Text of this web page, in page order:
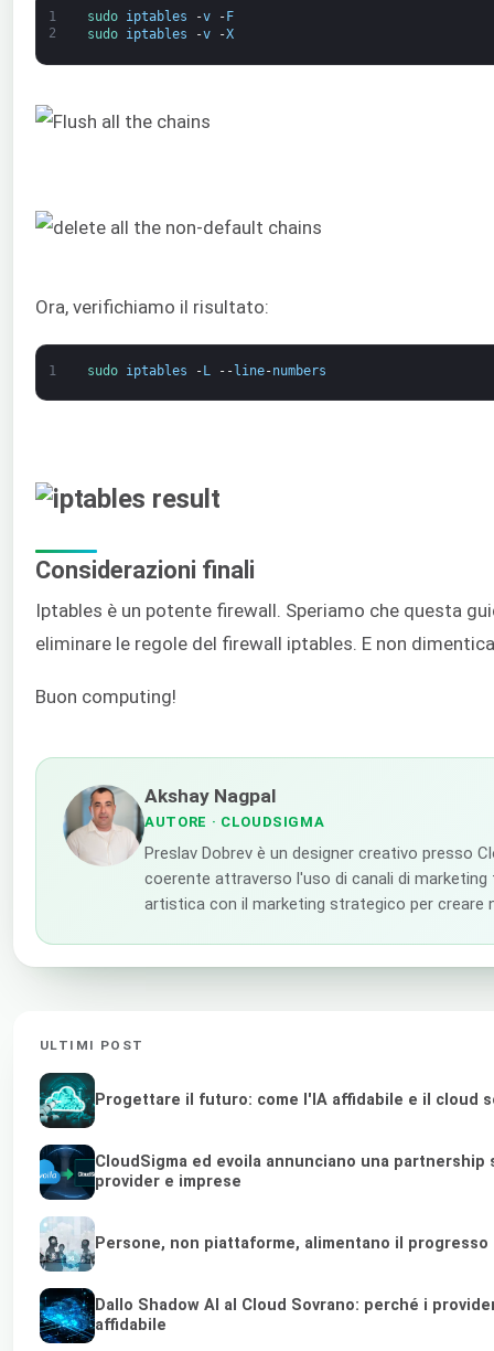
1
2
sudo iptables -v -F
sudo iptables -v -X
Ora, verifichiamo il risultato:
1 sudo iptables -L --line-numbers
Considerazioni finali
Iptables è un potente firewall. Speriamo che questa
eliminare le regole del firewall iptables. E non
Buon computing!
Akshay Nagpal
AUTORE · CLOUDSIGMA
Preslav Dobrev è un designer creativo presso
coerente attraverso l'uso di canali di marketing
artistica con il marketing strategico per creare
ULTIMI POST
Progettare il futuro: come l'IA affidabile e il cloud
CloudSigma ed evoila annunciano una
provider e imprese
Persone, non piattaforme, alimentano il progresso
Dallo Shadow AI al Cloud Sovrano: perché i
affidabile